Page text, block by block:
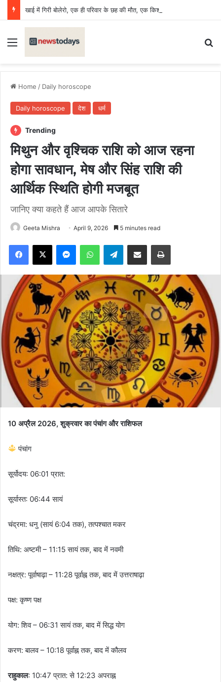
खाई में गिरी बोलेरो, एक ही परिवार के छह की मौत, एक किशोर घायल
Menu
Home / Daily horoscope
Daily horoscope देश धर्म
Trending
मिथुन और वृश्चिक राशि को आज रहना
होगा सावधान, मेष और सिंह राशि की
आर्थिक स्थिति होगी मजबूत
जानिए क्या कहते हैं आज आपके सितारे
Geeta Mishra April 9, 2026 5 minutes read
Facebook
X MessengerWhatsAppTelegramShare via Email Print
10 अप्रैल 2026, शुक्रवार का पंचांग और राशिफल
पंचांग
सूर्योदय: 06:01 प्रात:
सूर्यास्त: 06:44 सायं
चंद्रमा: धनु (सायं 6:04 तक), तत्पश्चात मकर
तिथि: अष्टमी – 11:15 सायं तक, बाद में नवमी
नक्षत्र: पूर्वाषाढ़ा – 11:28 पूर्वाह्न तक, बाद में उत्तराषाढ़ा
पक्ष: कृष्ण पक्ष
योग: शिव – 06:31 सायं तक, बाद में सिद्ध योग
करण: बालव – 10:18 पूर्वाह्न तक, बाद में कौलव
राहुकाल: 10:47 प्रात: से 12:23 अपराह्न